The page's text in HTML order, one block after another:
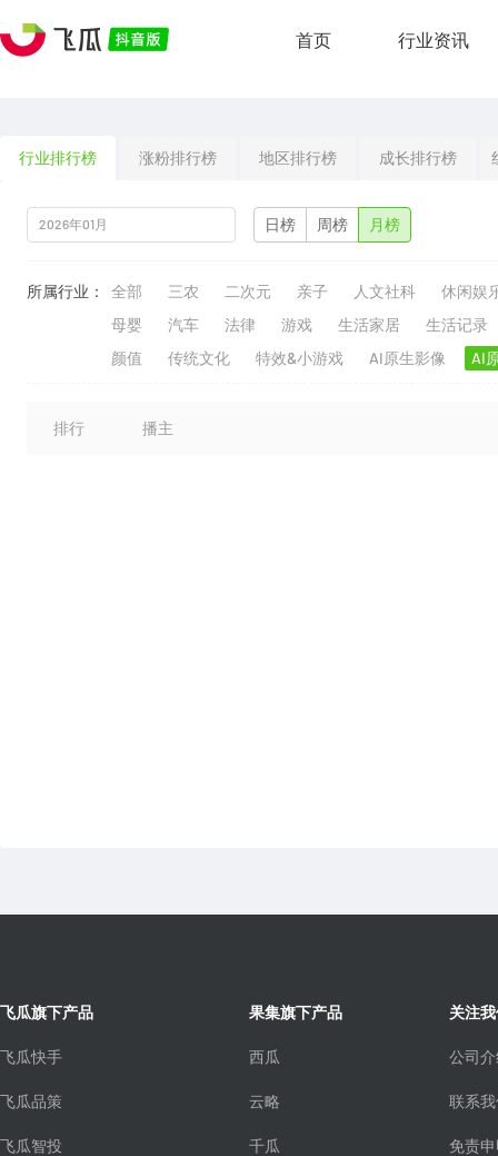
首页 行业资讯
行业排行榜 涨粉排行榜 地区排行榜 成长排行榜
日榜 周榜 月榜
所属行业： 全部 三农 二次元 亲子 人文社科
休闲娱
母婴
汽车 法律 游戏 生活家居
生活记录
颜值
传统文化 特效&小游戏 AI原生影像 AI
排行 播主
飞瓜旗下产品
飞瓜快手
飞瓜品策
飞瓜智投
果集旗下产品
西瓜
云略
千瓜
关注
公司
联系
免责